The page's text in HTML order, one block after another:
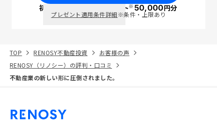
初回面談で ポイント※50,000円分
プレゼント適用条件詳細※条件・上限あり
TOP RENOSY不動産投資
お客様の声
RENOSY（リノシー）の評判・口コミ
不動産業の新しい形に圧倒されました。